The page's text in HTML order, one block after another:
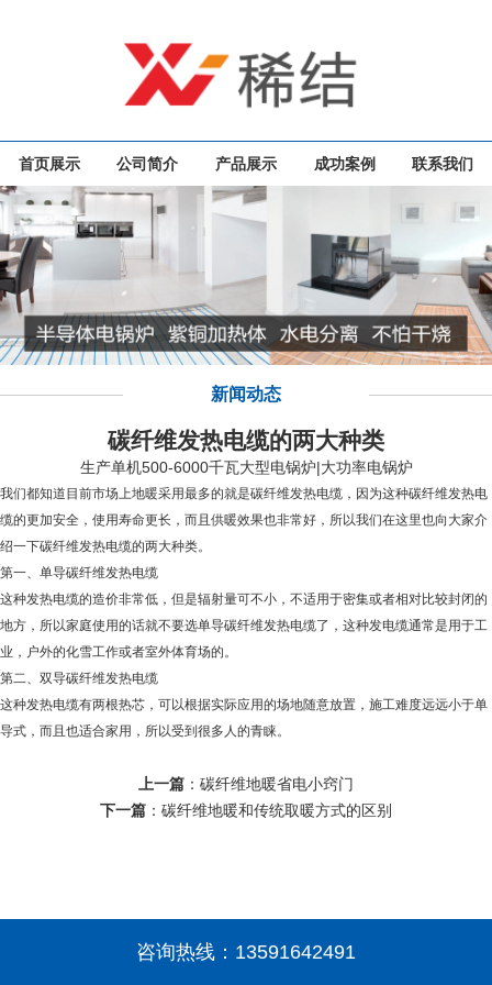
首页展示 公司简介 产品展示 成功案例 联系我们
新闻动态
碳纤维发热电缆的两大种类
生产单机500-6000千瓦大型电锅炉|大功率电锅炉
我们都知道目前市场上地暖采用最多的就是碳纤维发热电缆，因为这种碳纤维发热电
缆的更加安全，使用寿命更长，而且供暖效果也非常好，所以我们在这里也向大家介
绍一下碳纤维发热电缆的两大种类。
第一、单导碳纤维发热电缆
这种发热电缆的造价非常低，但是辐射量可不小，不适用于密集或者相对比较封闭的
地方，所以家庭使用的话就不要选单导碳纤维发热电缆了，这种发电缆通常是用于工
业，户外的化雪工作或者室外体育场的。
第二、双导碳纤维发热电缆
这种发热电缆有两根热芯，可以根据实际应用的场地随意放置，施工难度远远小于单
导式，而且也适合家用，所以受到很多人的青睐。
上一篇 ： 碳纤维地暖省电小窍门
下一篇 ： 碳纤维地暖和传统取暖方式的区别
咨询热线： 13591642491